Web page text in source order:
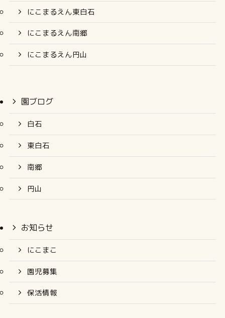
にこまるえん東白石
にこまるえん南郷
にこまるえん円山
園ブログ
白石
東白石
南郷
円山
お知らせ
にこまこ
園児募集
保活情報